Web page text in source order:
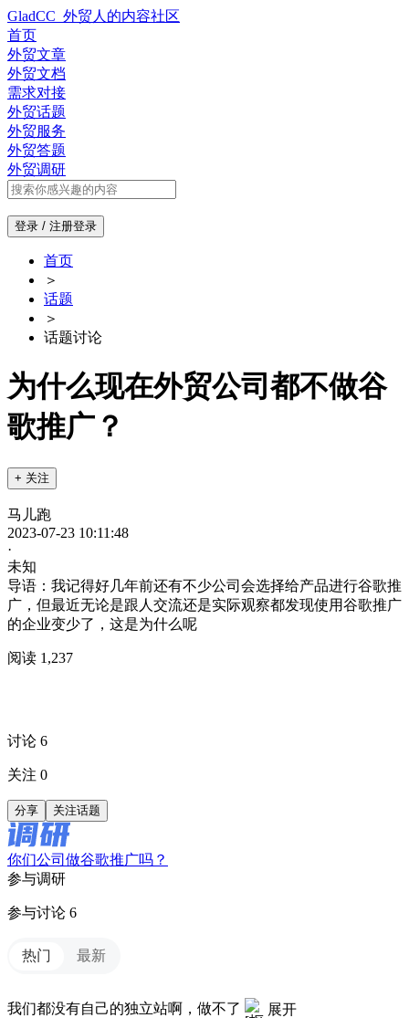
GladCC_外贸人的内容社区
首页
外贸文章
外贸文档
需求对接
外贸话题
外贸服务
外贸答题
外贸调研
登录 / 注册登录
首页
＞
话题
＞
话题讨论
为什么现在外贸公司都不做谷
歌推广？
+ 关注
马儿跑
2023-07-23 10:11:48
·
未知
导语：我记得好几年前还有不少公司会选择给产品进行谷歌推
广，但最近无论是跟人交流还是实际观察都发现使用谷歌推广
的企业变少了，这是为什么呢
阅读 1,237
讨论 6
关注 0
分享 关注话题
你们公司做谷歌推广吗？
参与调研
参与讨论 6
热门 最新
我们都没有自己的独立站啊，做不了
展开